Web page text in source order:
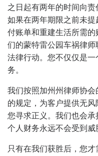
之日起有两年的时间向责
如果在两年期限之前未
付账单和重建生活所需
们的蒙特雷公园车祸律
法律行动。您不仅仅是
务。
我们按照加州州律师协会
的规定，为客户提供无
您寻求正义。我们也会
个人财务永远不会受到威
只有在我们获胜后，您